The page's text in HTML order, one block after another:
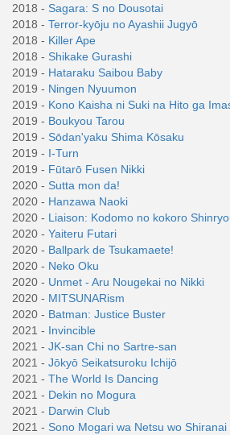
2018 - Sagara: S no Dousotai
2018 - Terror-kyōju no Ayashii Jugyō
2018 - Killer Ape
2018 - Shikake Gurashi
2019 - Hataraku Saibou Baby
2019 - Ningen Nyuumon
2019 - Kono Kaisha ni Suki na Hito ga
2019 - Boukyou Tarou
2019 - Sōdan'yaku Shima Kōsaku
2019 - I-Turn
2019 - Fūtarō Fusen Nikki
2020 - Sutta mon da!
2020 - Hanzawa Naoki
2020 - Liaison: Kodomo no kokoro
2020 - Yaiteru Futari
2020 - Ballpark de Tsukamaete!
2020 - Neko Oku
2020 - Unmet - Aru Nougekai no Nikki
2020 - MITSUNARism
2020 - Batman: Justice Buster
2021 - Invincible
2021 - JK-san Chi no Sartre-san
2021 - Jōkyō Seikatsuroku Ichijō
2021 - The World Is Dancing
2021 - Dekin no Mogura
2021 - Darwin Club
2021 - Sono Mogari wa Netsu wo Shiranai